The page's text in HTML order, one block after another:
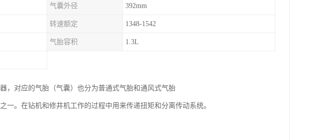
气囊外径 392mm
转速额定 1348-1542
气胎容积 1.3L
，对应的气胎（气囊）也分为普通式气胎和通风式气胎
一。在钻机和修井机工作的过程中用来传递扭矩和分离传动系统。